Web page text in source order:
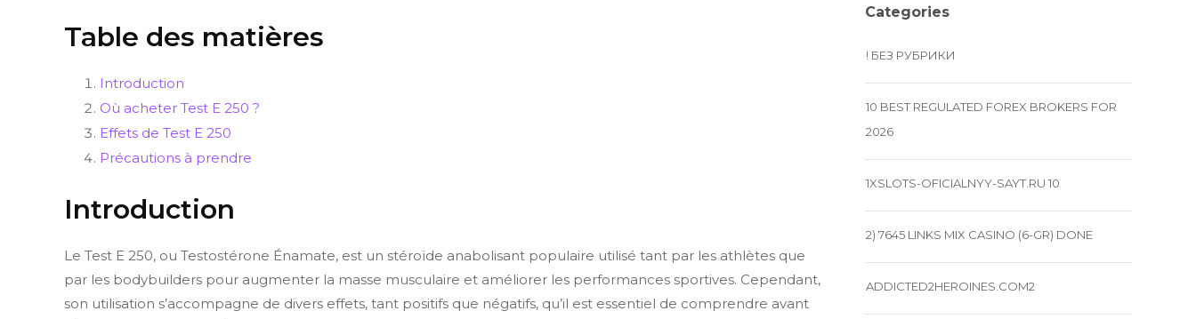
Table des matières
Introduction
Où acheter Test E 250 ?
Effets de Test E 250
Précautions à prendre
Introduction
Le Test E 250, ou Testostérone Énamate, est un stéroïde anabolisant populaire utilisé tant par les athlètes que
par les bodybuilders pour augmenter la masse musculaire et améliorer les performances sportives. Cependant,
son utilisation s’accompagne de divers effets, tant positifs que négatifs, qu’il est essentiel de comprendre avant
Categories
! БЕЗ РУБРИКИ
10 BEST REGULATED FOREX BROKERS FOR
2026
1XSLOTS-OFICIALNYY-SAYT.RU 10
2) 7645 LINKS MIX CASINO (6-GR) DONE
ADDICTED2HEROINES.COM2